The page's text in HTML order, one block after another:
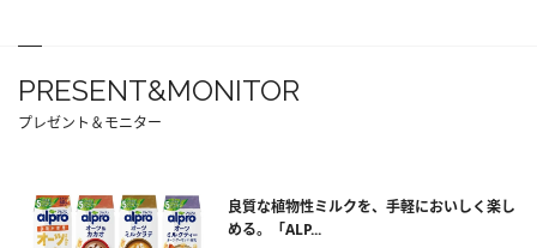
PRESENT&MONITOR
プレゼント＆モニター
良質な植物性ミルクを、手軽においしく楽し
める。「ALP...